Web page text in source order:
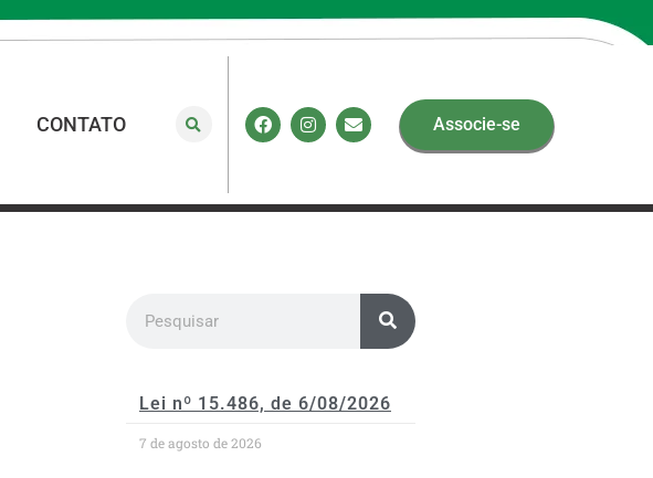
CONTATO Associe-se
Lei nº 15.486, de 6/08/2026
7 de agosto de 2026